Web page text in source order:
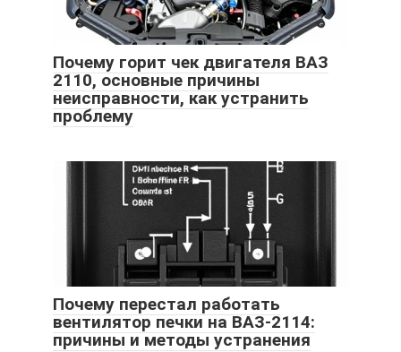
Почему горит чек двигателя ВАЗ
2110, основные причины
неисправности, как устранить
проблему
Почему перестал работать
вентилятор печки на ВАЗ-2114:
причины и методы устранения